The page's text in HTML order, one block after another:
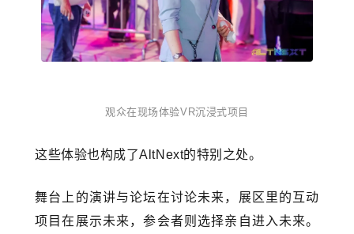
观众在现场体验VR沉浸式项目
这些体验也构成了AltNext的特别之处。
舞台上的演讲与论坛在讨论未来，展区里的互动
项目在展示未来，参会者则选择亲自进入未来。